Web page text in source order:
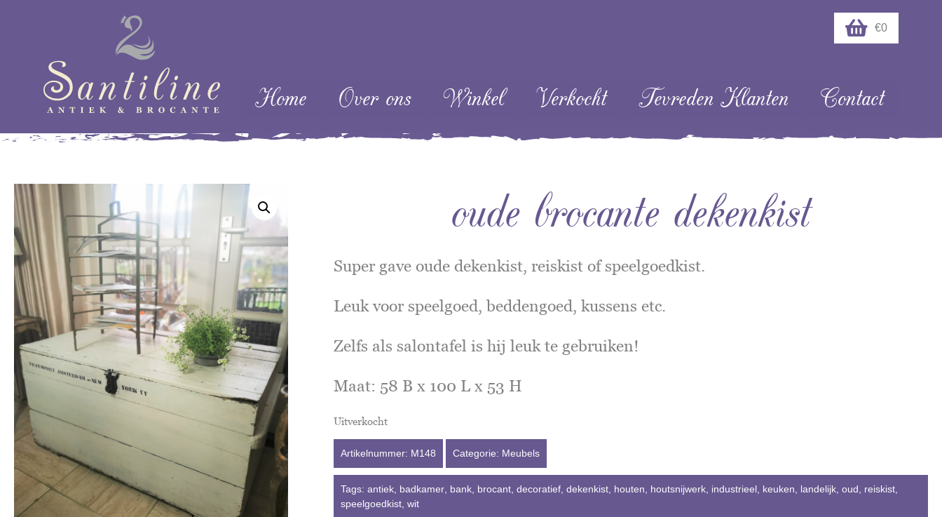
€0
Menu
Skip naar content
Home Over ons Winkel Verkocht Tevreden Klanten Contact
oude brocante dekenkist
Super gave oude dekenkist, reiskist of speelgoedkist.
Leuk voor speelgoed, beddengoed, kussens etc.
Zelfs als salontafel is hij leuk te gebruiken!
Maat: 58 B x 100 L x 53 H
Uitverkocht
Artikelnummer: M148 Categorie: Meubels
Tags:antiek, badkamer, bank, brocant,decoratief,dekenkist, houten, houtsnijwerk, industrieel, keuken, landelijk,oud, reiskist,
speelgoedkist,wit